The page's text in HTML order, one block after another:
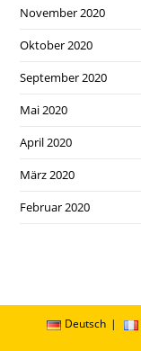
November 2020
Oktober 2020
September 2020
Mai 2020
April 2020
März 2020
Februar 2020
Deutsch